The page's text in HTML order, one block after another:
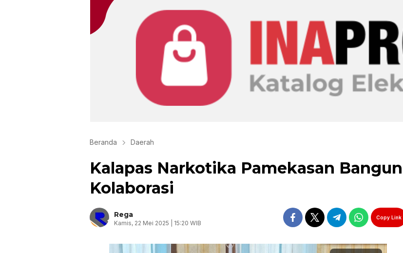
Beranda Daerah
Kalapas Narkotika Pamekasan Bangun
Kolaborasi
Rega
Kamis, 22 Mei 2025 | 15:20 WIB
Copy Link